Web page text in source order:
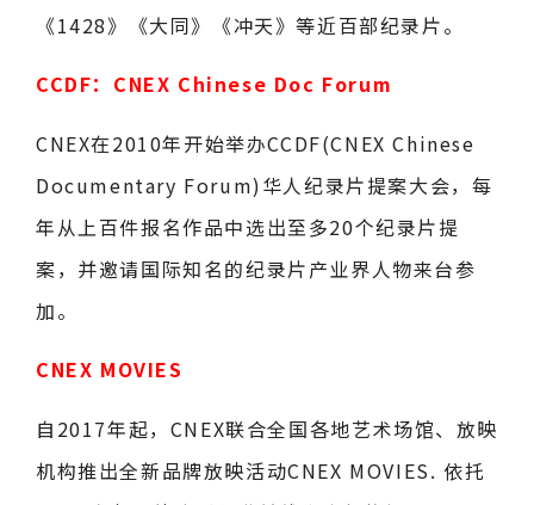
《1428》《大同》《冲天》等近百部纪录片。
CCDF：CNEX Chinese Doc Forum
CNEX在2010年开始举办CCDF(CNEX Chinese
Documentary Forum)华人纪录片提案大会，每
年从上百件报名作品中选出至多20个纪录片提
案，并邀请国际知名的纪录片产业界人物来台参
加。
CNEX MOVIES
自2017年起，CNEX联合全国各地艺术场馆、放映
机构推出全新品牌放映活动CNEX MOVIES. 依托